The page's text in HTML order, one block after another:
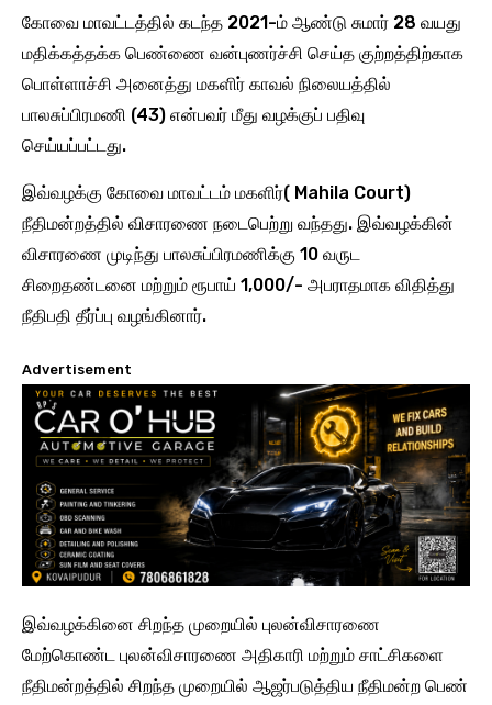
கோவை மாவட்டத்தில் கடந்த 2021-ம் ஆண்டு சுமார் 28 வயது
மதிக்கத்தக்க பெண்ணை வன்புணர்ச்சி செய்த குற்றத்திற்காக
பொள்ளாச்சி அனைத்து மகளிர் காவல் நிலையத்தில்
பாலசுப்பிரமணி (43) என்பவர் மீது வழக்குப் பதிவு
செய்யப்பட்டது.
இவ்வழக்கு கோவை மாவட்டம் மகளிர்( Mahila Court)
நீதிமன்றத்தில் விசாரணை நடைபெற்று வந்தது. இவ்வழக்கின்
விசாரணை முடிந்து பாலசுப்பிரமணிக்கு 10 வருட
சிறைதண்டனை மற்றும் ரூபாய் 1,000/- அபராதமாக விதித்து
நீதிபதி தீர்ப்பு வழங்கினார்.
Advertisement
இவ்வழக்கினை சிறந்த முறையில் புலன்விசாரணை
மேற்கொண்ட புலன்விசாரணை அதிகாரி மற்றும் சாட்சிகளை
நீதிமன்றத்தில் சிறந்த முறையில் ஆஜர்படுத்திய நீதிமன்ற பெண்